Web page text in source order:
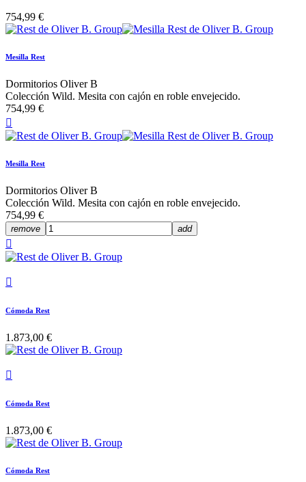
754,99 €
Mesilla Rest
Dormitorios Oliver B
Colección Wild. Mesita con cajón en roble envejecido.
754,99 €

Mesilla Rest
Dormitorios Oliver B
Colección Wild. Mesita con cajón en roble envejecido.
754,99 €
remove add


Cómoda Rest
1.873,00 €

Cómoda Rest
1.873,00 €
Cómoda Rest